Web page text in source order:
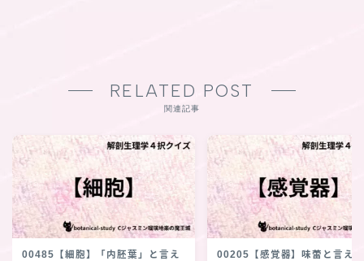
RELATED POST
関連記事
00485【細胞】「内胚葉」と言え
00205【感覚器】味蕾と言え